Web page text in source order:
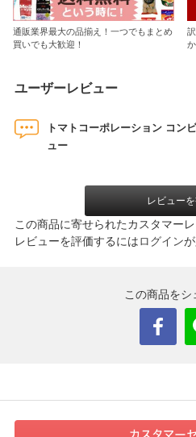
通販業界最大の品揃え！一つでもまとめ
買いでも大歓迎！
ユーザーレビュー
トマトコーポレーション コン
ュー
レビューを
この商品に寄せられたカスタマー
レビューを評価するにはログイン
この商品をシ